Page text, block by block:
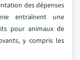
des dépenses
entraînent une
pour animaux de
y compris les